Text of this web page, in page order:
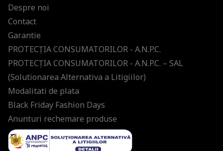
Despre noi
Contact
Garantie
PROTECŢIA CONSUMATORILOR - A.N.P.C.
PROTECŢIA CONSUMATORILOR - A.N.P.C. – SAL
(Solutionarea Alternativa a Litigiilor)
Modalitati de plata
Black Friday Fashion Days
Anunturi rechemare produse